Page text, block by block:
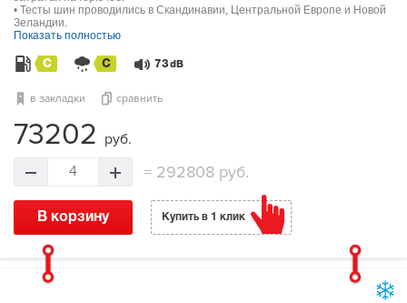
• Тесты шин проводились в Скандинавии, Центральной Европе и Новой
Зеландии.
Показать полностью
C C 73 dB
в закладки сравнить
73202 руб.
4 =292808 руб.
В корзину Купить в 1 клик